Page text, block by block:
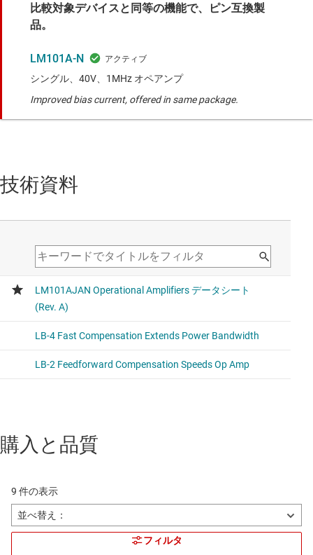
比較対象デバイスと同等の機能で、ピン互換製
品。
LM101A-N
シングル、40V、1MHz オペアンプ
Improved bias current, offered in same package.
技術資料
購入と品質